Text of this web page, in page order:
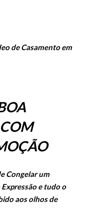
de Casamento em
Congelar um
e tudo o
aos olhos de